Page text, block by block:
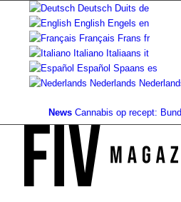
Deutsch Duits de
English Engels en
Français Frans fr
Italiano Italiaans it
Español Spaans es
Nederlands
News Cannabis op recept: